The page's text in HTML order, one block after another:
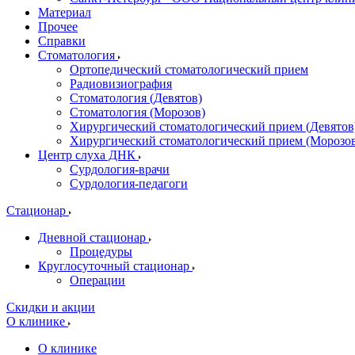
Материал
Прочее
Справки
Стоматология
Ортопедический стоматологический прием
Радиовизиография
Стоматология (Девятов)
Стоматология (Морозов)
Хирургический стоматологический прием
Хирургический стоматологический прием
Центр слуха ДНК
Сурдология-врачи
Сурдология-педагоги
Стационар
Дневной стационар
Процедуры
Круглосуточный стационар
Операции
Скидки и акции
О клинике
О клинике